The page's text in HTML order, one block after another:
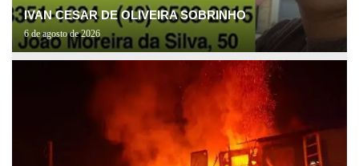
IVAN CESAR DE OLIVEIRA SOBRINHO
6 de agosto de 2026